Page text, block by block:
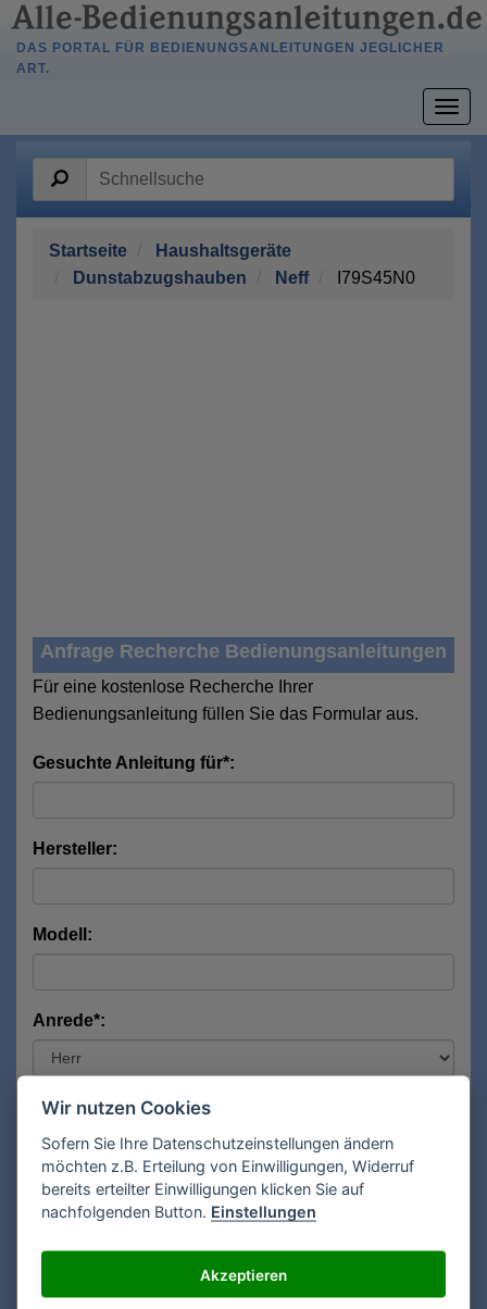
DAS PORTAL FÜR BEDIENUNGSANLEITUNGEN JEGLICHER
ART.
Startseite
Haushaltsgeräte
Dunstabzugshauben
Neff I79S45N0
Anfrage Recherche Bedienungsanleitungen
Für eine kostenlose Recherche Ihrer
Bedienungsanleitung füllen Sie das Formular aus.
Gesuchte Anleitung für*:
Hersteller:
Modell:
Anrede*:
Vorname*:
Nachname*:
Wir nutzen Cookies
Sofern Sie Ihre Datenschutzeinstellungen ändern
möchten z.B. Erteilung von Einwilligungen, Widerruf
bereits erteilter Einwilligungen klicken Sie auf
nachfolgenden Button. Einstellungen
Akzeptieren